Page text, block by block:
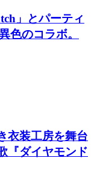
」とパーティ
色のコラボ。
衣装工房を舞台
『ダイヤモンド